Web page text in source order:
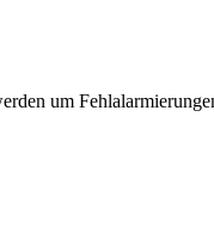
um